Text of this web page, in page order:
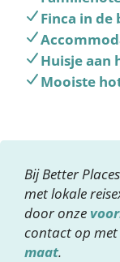
Finca in de
Huisje aan
Mooiste
Bij Better
met lokale
door onze
contact op
maat.